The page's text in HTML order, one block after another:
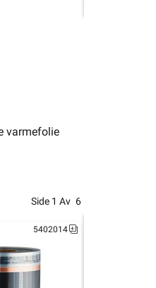
varmefolie
Side 1 Av 6
5402014